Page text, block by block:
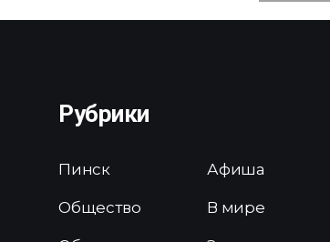
Рубрики
Пинск
Общество
Афиша
В мире